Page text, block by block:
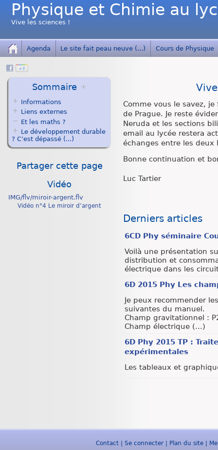
Physique et Chimie au
Vive les sciences !
Agenda Le site fait peau neuve (...) Cours de Physique
Comme vous le savez, je
de Prague. Je reste
Neruda et les sections
email au lycée restera
échanges entre les deux
Bonne continuation et
Luc Tartier
Derniers articles
6CD Phy séminaire
Voilà une présentation
distribution et
électrique dans les
6D 2015 Phy Les
Je peux recommender
suivantes du manuel.
Champ gravitationnel :
Champ électrique (...)
6D Phy 2015 TP :
expérimentales
Les tableaux et
Sommaire
Informations
Liens externes
Et les maths ?
Le développement durable
? C’est dépassé (...)
Partager cette page
Vidéo
IMG/flv/miroir-argent.flv
Vidéo n°4 Le miroir d’argent
Contact | Se connecter | Plan du site |